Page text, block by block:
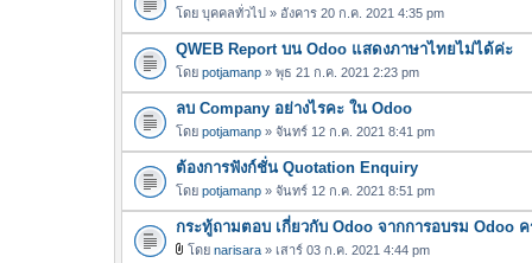
โดย บุคคลทั่วไป » อังคาร 20 ก.ค. 2021 4:35 pm
QWEB Report บน Odoo แสดงภาษาไทยไม่ได้ค่ะ
โดย potjamanp » พุธ 21 ก.ค. 2021 2:23 pm
ลบ Company อย่างไรคะ ใน Odoo
โดย potjamanp » จันทร์ 12 ก.ค. 2021 8:41 pm
ต้องการฟังก์ชั่น Quotation Enquiry
โดย potjamanp » จันทร์ 12 ก.ค. 2021 8:51 pm
กระทู้ถามตอบ เกี่ยวกับ Odoo จากการอบรม Odoo
โดย narisara » เสาร์ 03 ก.ค. 2021 4:44 pm